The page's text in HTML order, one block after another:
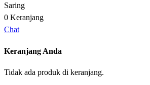
Saring
0 Keranjang
Chat
Keranjang Anda
Tidak ada produk di keranjang.